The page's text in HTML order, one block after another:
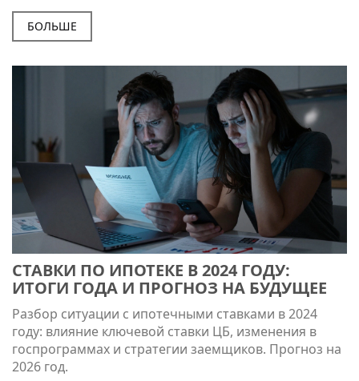
БОЛЬШЕ
СТАВКИ ПО ИПОТЕКЕ В 2024 ГОДУ:
ИТОГИ ГОДА И ПРОГНОЗ НА БУДУЩЕЕ
Разбор ситуации с ипотечными ставками в 2024
году: влияние ключевой ставки ЦБ, изменения в
госпрограммах и стратегии заемщиков. Прогноз на
2026 год.